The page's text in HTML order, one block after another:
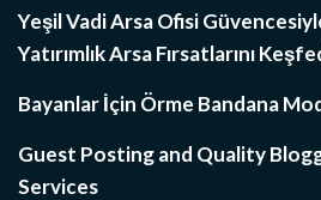
Yeşil Vadi Arsa Ofisi
Yatırımlık Arsa Fırsatlarını
Bayanlar İçin Örme Bandana
Guest Posting and Quality
Services